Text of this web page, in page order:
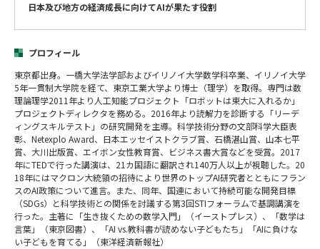
日本及び地方の経済成長に向けてAIが果たす役割
プロフィール
東京都出身。一橋大学法学部およびイリノイ大学数学科卒業、イリノイ大学
5年一貫制大学院を経て、東京工業大学より博士（理学）を取得。専門は数
理論理学2011年より人工知能プロジェクト「ロボットは東大に入れるか」
プロジェクトディレクタを務める。2016年より読解力を診断する「リーデ
ィングスキルテスト」の研究開発を主導。科学技術分野の文部科学大臣表
彰、Netexplo Award、日本エッセイストクラブ賞、石橋湛山賞、山本七平
賞、大川出版賞、エイボン女性教育賞、ビジネス書大賞などを受賞。2017
年にTEDで行った講演は、21カ国語に翻訳され140万人以上が視聴した。20
18年にはマクロン大統領の招待により世界のトップAI研究者とともにフラン
スのAI政策について進言。また、同年、国連において持続可能な開発目標
（SDGs）と科学技術との関係を討議する第3回STIフォーラムで基調講演を
行った。主著に「生き抜くための数学入門」（イーストプレス）、「数学は
言葉」（東京図書）、「AI vs.教科書が読めない子どもたち」「AIに負けな
い子どもを育てる」（東洋経済新報社）